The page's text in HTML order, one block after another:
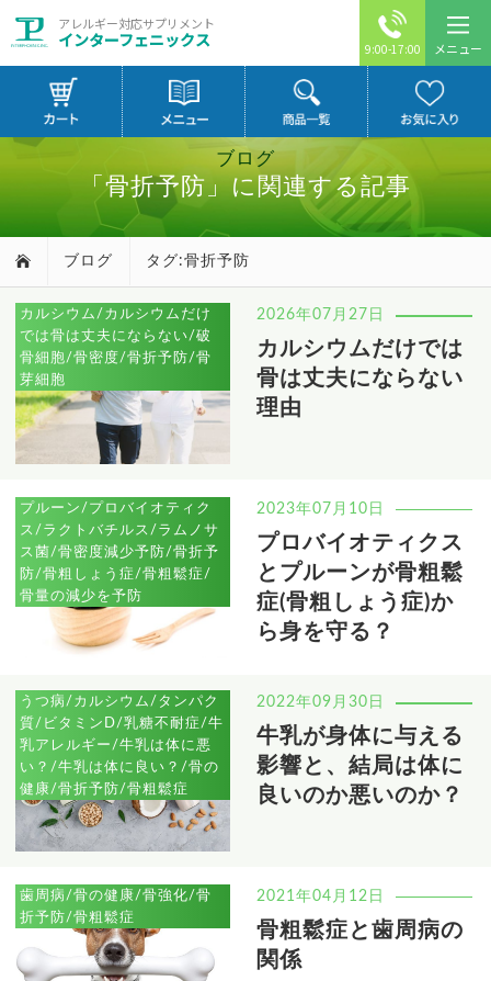
アレルギー対応サプリメント
インターフェニックス 9:00-17:00 メニュー
ブログ
「骨折予防」に関連する記事
ブログ タグ:骨折予防
カルシウム/カルシウムだけ
では骨は丈夫にならない/破
骨細胞/骨密度/骨折予防/骨
芽細胞
2026年07月27日
カルシウムだけでは
骨は丈夫にならない
理由
プルーン/プロバイオティク
ス/ラクトバチルス/ラムノサ
ス菌/骨密度減少予防/骨折予
防/骨粗しょう症/骨粗鬆症/
骨量の減少を予防
2023年07月10日
プロバイオティクス
とプルーンが骨粗鬆
症(骨粗しょう症)か
ら身を守る？
うつ病/カルシウム/タンパク
質/ビタミンD/乳糖不耐症/牛
乳アレルギー/牛乳は体に悪
い？/牛乳は体に良い？/骨の
健康/骨折予防/骨粗鬆症
2022年09月30日
牛乳が身体に与える
影響と、結局は体に
良いのか悪いのか？
歯周病/骨の健康/骨強化/骨
折予防/骨粗鬆症
2021年04月12日
骨粗鬆症と歯周病の
関係